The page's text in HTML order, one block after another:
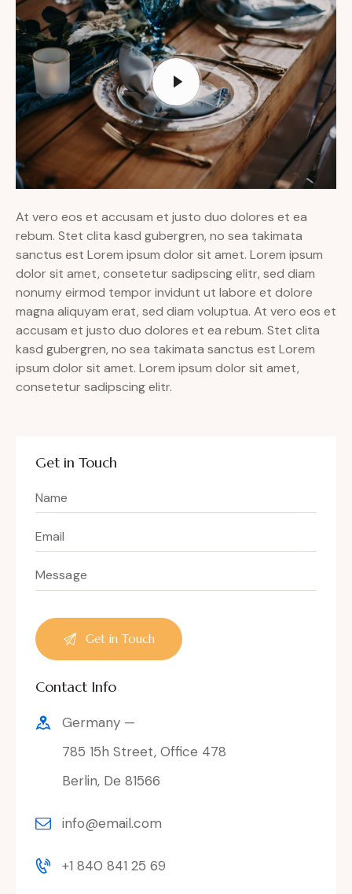
At vero eos et accusam et justo duo dolores et ea
rebum. Stet clita kasd gubergren, no sea takimata
sanctus est Lorem ipsum dolor sit amet. Lorem ipsum
dolor sit amet, consetetur sadipscing elitr, sed diam
nonumy eirmod tempor invidunt ut labore et dolore
magna aliquyam erat, sed diam voluptua. At vero eos et
accusam et justo duo dolores et ea rebum. Stet clita
kasd gubergren, no sea takimata sanctus est Lorem
ipsum dolor sit amet. Lorem ipsum dolor sit amet,
consetetur sadipscing elitr.
Get in Touch
l
e
i
e
Contact Info
Germany —
785 15h Street, Office 478
Berlin, De 81566
info@email.com
+1 840 841 25 69